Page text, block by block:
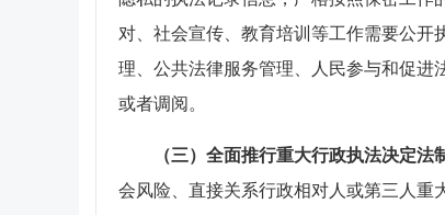
对、社会宣传、教育培训等工作需要公开
理、公共法律服务管理、人民参与和促进
或者调阅。
（三）全面推行重大行政执法决定法
会风险、直接关系行政相对人或第三人重